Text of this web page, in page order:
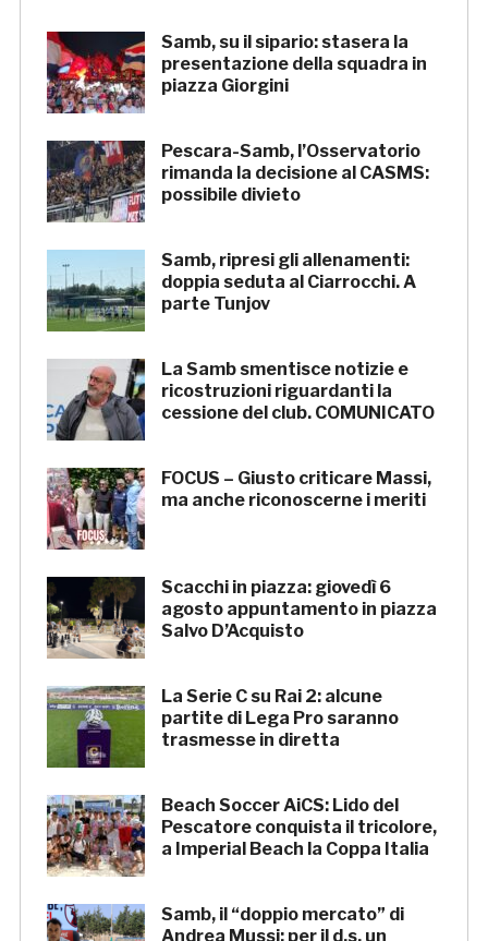
Samb, su il sipario: stasera la
presentazione della squadra in
piazza Giorgini
Pescara-Samb, l’Osservatorio
rimanda la decisione al CASMS:
possibile divieto
Samb, ripresi gli allenamenti:
doppia seduta al Ciarrocchi. A
parte Tunjov
La Samb smentisce notizie e
ricostruzioni riguardanti la
cessione del club. COMUNICATO
FOCUS – Giusto criticare Massi,
ma anche riconoscerne i meriti
Scacchi in piazza: giovedì 6
agosto appuntamento in piazza
Salvo D’Acquisto
La Serie C su Rai 2: alcune
partite di Lega Pro saranno
trasmesse in diretta
Beach Soccer AiCS: Lido del
Pescatore conquista il tricolore,
a Imperial Beach la Coppa Italia
Samb, il “doppio mercato” di
Andrea Mussi: per il d.s. un